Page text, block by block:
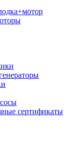
сертификаты